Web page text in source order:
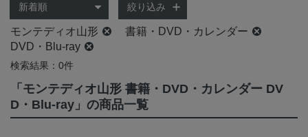
絞り込み
モンテディオ山形
書籍・DVD・カレンダー
DVD・Blu-ray
検索結果：0件
「モンテディオ山形 書籍・DVD・カレンダー DV
D・Blu-ray」の商品一覧